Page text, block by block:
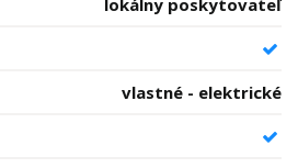
lokálny poskytovateľ
vlastné - elektrické